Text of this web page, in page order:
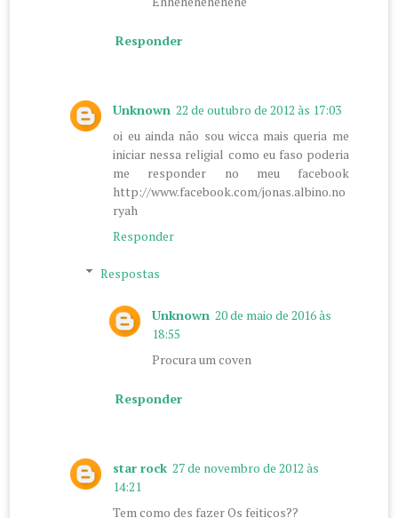
Responder
Unknown 22 de outubro de 2012 às 17:03
oi eu ainda não sou wicca mais queria me
iniciar nessa religial como eu faso poderia
me responder no meu facebook
http://www.facebook.com/jonas.albino.no
ryah
Responder
Respostas
Unknown 20 de maio de 2016 às
18:55
Procura um coven
Responder
star rock 27 de novembro de 2012 às
14:21
Tem como des fazer Os feitiços??